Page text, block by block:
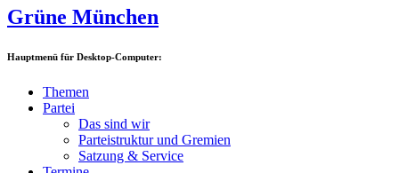
Grüne München
Hauptmenü für Desktop-Computer:
Themen
Partei
Das sind wir
Parteistruktur und Gremien
Satzung & Service